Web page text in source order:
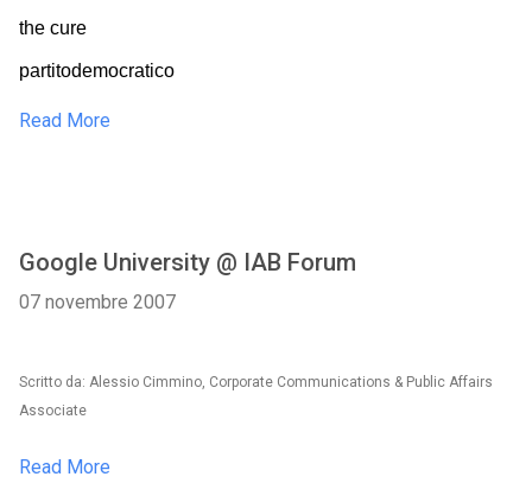
the cure
partitodemocratico
Read More
Google University @ IAB Forum
07 novembre 2007
Scritto da: Alessio Cimmino, Corporate Communications & Public Affairs
Associate
Read More